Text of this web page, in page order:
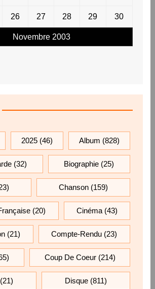
Novembre 2003
26 27 28 29 30
2025 (46) Album (828)
(32) Biographie (25)
Chanson (159)
(20) Cinéma(43)
(21) Compte-Rendu (23)
Coup De Coeur(214)
Disque (811)